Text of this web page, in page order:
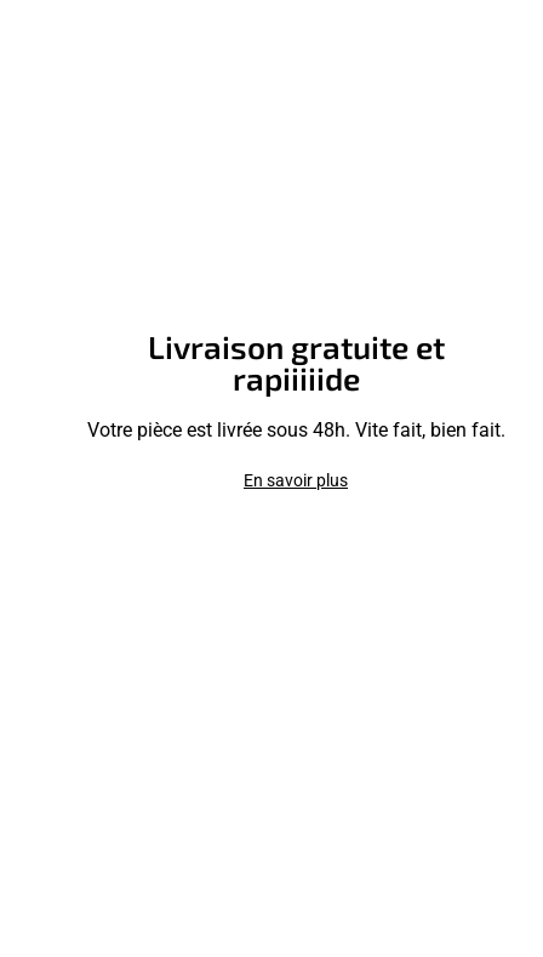
Livraison gratuite et
rapiiiiide
Votre pièce est livrée sous 48h. Vite fait, bien fait.
En savoir plus